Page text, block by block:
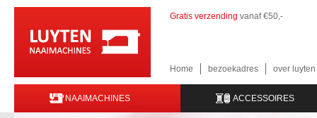
Gratis verzending vanaf €50,-
Home bezoekadres over
NAAIMACHINES ACCESSOIRES